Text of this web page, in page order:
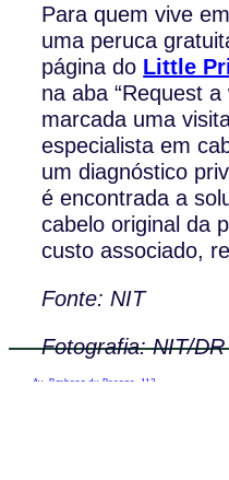
Para quem vive
uma peruca
página do Little
na aba “Request
marcada uma
especialista em
um diagnóstico
é encontrada a
cabelo original da
custo associado,
Fonte: NIT
Fotografia: NIT/DR
Av. Barbosa du Bocage, 113,